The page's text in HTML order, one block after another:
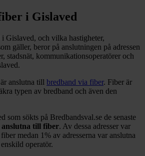
i Gislaved
i Gislaved, och vilka hastigheter,
gäller, beror på anslutningen på adressen
stadsnät, kommunikationsoperatörer och
.
är anslutna till bredband via fiber. Fiber är
typen av bredband och även den
som sökts på Bredbandsval.se de senaste
anslutna till fiber. Av dessa adresser var
medan 1% av adresserna var anslutna
operatör.